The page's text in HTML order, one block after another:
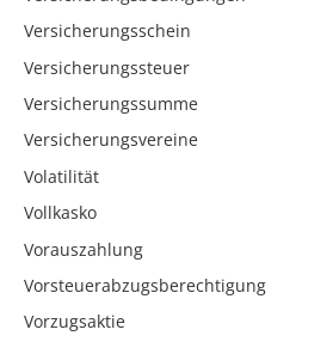
Versicherungsschein
Versicherungssteuer
Versicherungssumme
Versicherungsvereine
Volatilität
Vollkasko
Vorauszahlung
Vorsteuerabzugsberechtigung
Vorzugsaktie